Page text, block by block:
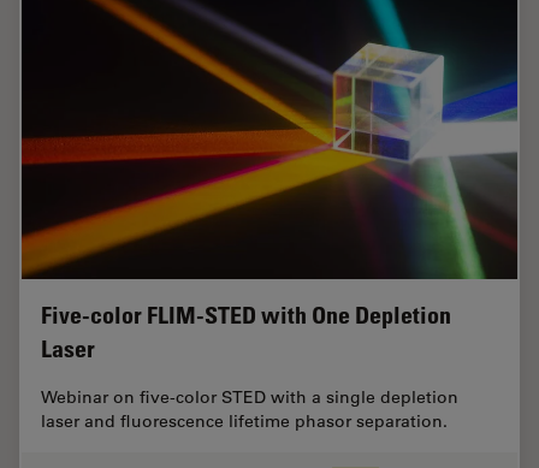
Five-color FLIM-STED with One Depletion
Laser
Webinar on five-color STED with a single depletion
laser and fluorescence lifetime phasor separation.